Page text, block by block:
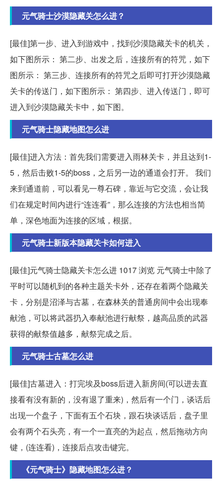
元气骑士沙漠隐藏关怎么进？
[最佳]第一步、进入到游戏中，找到沙漠隐藏关卡的机关，
如下图所示： 第二步、出发之后，连接所有的符咒，如下
图所示： 第三步、连接所有的符咒之后即可打开沙漠隐藏
关卡的传送门，如下图所示： 第四步、进入传送门，即可
进入到沙漠隐藏关卡中，如下图。
元气骑士隐藏地图怎么进
[最佳]进入方法：首先我们需要进入雨林关卡，并且达到1-
5，然后击败1-5的boss，之后另一边的通道会打开。 我们
来到通道前，可以看见一尊石碑，靠近与它交流，会让我
们在规定时间内进行“连连看”，那么连接的方法也相当简
单，深色地面为连接的区域，根据。
元气骑士新版本隐藏关卡如何进入
[最佳]元气骑士隐藏关卡怎么进 1017 浏览 元气骑士中除了
平时可以随机到的各种主题关卡外，还存在着两个隐藏关
卡，分别是沼泽与古墓，在森林关的普通房间中会出现奉
献池，可以将武器扔入奉献池进行献祭，越高品质的武器
获得的献祭值越多，献祭完成之后。
元气骑士古墓怎么进
[最佳]古墓进入：打完埃及boss后进入新房间(可以进去直
接看有没有新的，没有退了重来)，然后有一个门，谈话后
出现一个盘子，下面有五个石块，跟石块谈话后，盘子里
会有两个石头亮，有一个一直亮的为起点，然后拖动方向
键，(连连看)，连接后点攻击键完。
《元气骑士》隐藏地图怎么进？